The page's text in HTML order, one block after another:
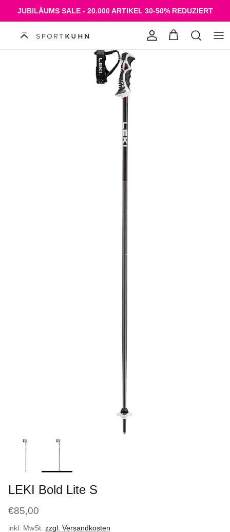
Direkt zum Inhalt
JUBILÄUMS SALE - 20.000 ARTIKEL 30-50% REDUZIERT
Konto Einkaufswagen
LEKI Bold Lite S
€85,00
inkl. MwSt. zzgl. Versandkosten